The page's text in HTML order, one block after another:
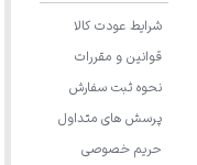
شرایط عودت کالا
قوانین و مقررات
نحوه ثبت سفارش
پرسش های متداول
حریم خصوصی